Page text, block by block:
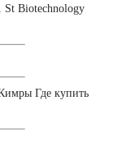
St Biotechnology
Где купить